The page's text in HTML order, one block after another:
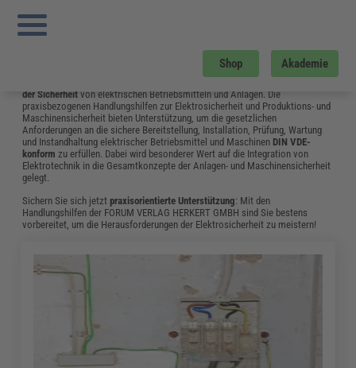
Shop Akademie
Sie sind hier:
Seite 3
Elektrosicherheit und Elektrotechnik
Das Fachwissen aus dem Bereich Elektrosicherheit & Elektrotechnik
der Sicherheit von elektrischen Betriebsmitteln und Anlagen. Die
praxisbezogenen Handlungshilfen zur Elektrosicherheit und Produktions- und
Maschinensicherheit bieten Unterstützung, um die gesetzlichen
Anforderungen an die sichere Bereitstellung, Installation, Prüfung, Wartung
und Instandhaltung elektrischer Betriebsmittel und Maschinen DIN VDE-
konformzu erfüllen. Dabei wird besonderer Wert auf die Integration von
Elektrotechnik in die Gesamtkonzepte der Anlagen- und Maschinensicherheit
gelegt.
Sichern Sie sich jetzt praxisorientierte Unterstützung: Mit den
Handlungshilfen der FORUM VERLAG HERKERT GMBH sind Sie bestens
vorbereitet, um die Herausforderungen der Elektrosicherheit zu meistern!